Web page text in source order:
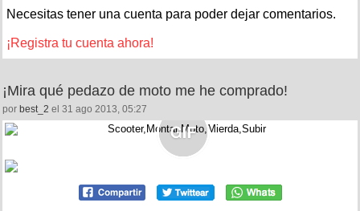
Necesitas tener una cuenta para poder dejar comentarios.
¡Registra tu cuenta ahora!
¡Mira qué pedazo de moto me he comprado!
por best_2 el 31 ago 2013, 05:27